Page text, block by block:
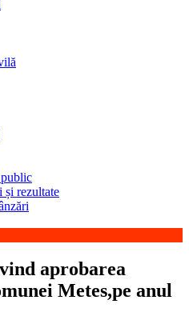
și rezultate
aprobarea
Metes,pe anul